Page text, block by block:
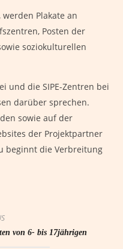
Plakate an
Posten der
soziokulturellen
und die SIPE-Zentren bei
darüber sprechen.
sowie auf der
der Projektpartner
beginnt die Verbreitung
von 6- bis 17jährigen